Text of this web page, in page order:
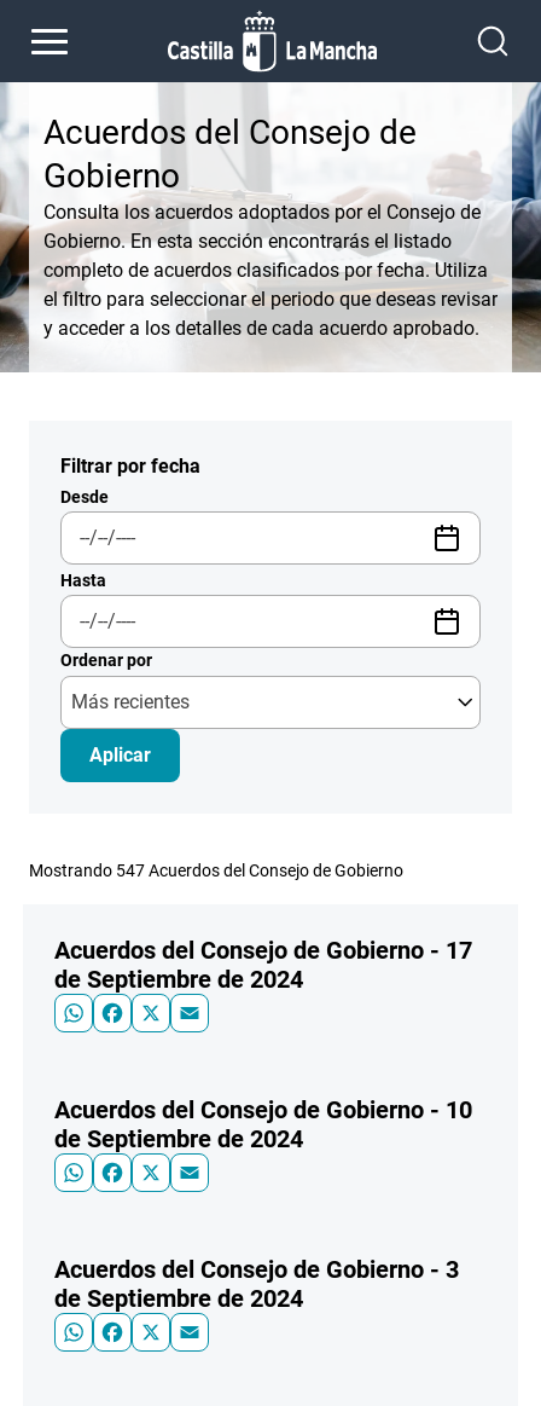
Acuerdos del Consejo de
Gobierno
Consulta los acuerdos adoptados por el Consejo de
Gobierno. En esta sección encontrarás el listado
completo de acuerdos clasificados por fecha. Utiliza
el filtro para seleccionar el periodo que deseas revisar
y acceder a los detalles de cada acuerdo aprobado.
Filtrar por fecha
Desde
Hasta
Ordenar por
Más recientes
Listado de Acuerdos del Consejo del
Mostrando 547 Acuerdos del Consejo de Gobierno
Acuerdos del Consejo de Gobierno - 17
de Septiembre de 2024
WhatsApp
Facebook
X
Acuerdos del Consejo de Gobierno - 10
de Septiembre de 2024
WhatsApp
Facebook
X
Acuerdos del Consejo de Gobierno - 3
de Septiembre de 2024
WhatsApp
Facebook
X